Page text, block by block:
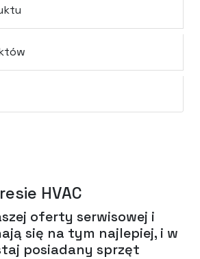
HVAC
oferty serwisowej i
się na tym najlepiej, i w
posiadany sprzęt